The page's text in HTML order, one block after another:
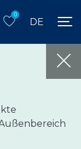
0
DE